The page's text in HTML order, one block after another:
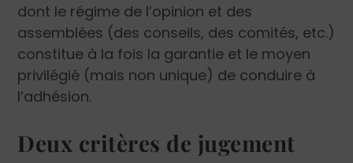
dont le régime de l’opinion et des
assemblées (des conseils, des comités, etc.)
constitue à la fois la garantie et le moyen
privilégié (mais non unique) de conduire à
l’adhésion.
Deux critères de jugement